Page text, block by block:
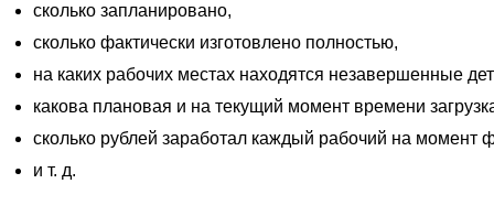
сколько запланировано,
сколько фактически изготовлено полностью,
на каких рабочих местах находятся незавершенные
какова плановая и на текущий момент времени
сколько рублей заработал каждый рабочий на момент
и т. д.